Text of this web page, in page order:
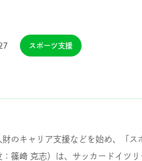
スポーツ支援
財のキャリア支援などを始め、「
：篠﨑 克志）は、サッカードイツ